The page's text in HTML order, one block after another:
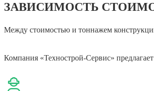
ЗАВИСИМОСТЬ
Между стоимостью и тоннажем
Компания «Технострой-Сервис»